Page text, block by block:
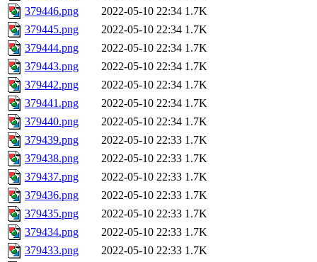
379446.png
2022-05-10 22:34 1.7K
379445.png
2022-05-10 22:34 1.7K
379444.png
2022-05-10 22:34 1.7K
379443.png
2022-05-10 22:34 1.7K
379442.png
2022-05-10 22:34 1.7K
379441.png
2022-05-10 22:34 1.7K
379440.png
2022-05-10 22:34 1.7K
379439.png
2022-05-10 22:33 1.7K
379438.png
2022-05-10 22:33 1.7K
379437.png
2022-05-10 22:33 1.7K
379436.png
2022-05-10 22:33 1.7K
379435.png
2022-05-10 22:33 1.7K
379434.png
2022-05-10 22:33 1.7K
379433.png
2022-05-10 22:33 1.7K